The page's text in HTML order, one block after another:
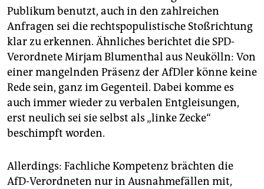
Publikum benutzt, auch in den zahlreichen
Anfragen sei die rechtspopulistische Stoßrichtung
klar zu erkennen. Ähnliches berichtet die SPD-
Verordnete Mirjam Blumenthal aus Neukölln: Von
einer mangelnden Präsenz der AfDler könne keine
Rede sein, ganz im Gegenteil. Dabei komme es
auch immer wieder zu verbalen Entgleisungen,
erst neulich sei sie selbst als „linke Zecke“
beschimpft worden.
Allerdings: Fachliche Kompetenz brächten die
AfD-Verordneten nur in Ausnahmefällen mit,